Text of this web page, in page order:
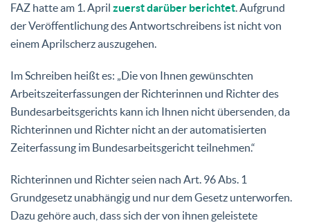
FAZ hatte am 1. April zuerst darüber berichtet. Aufgrund
der Veröffentlichung des Antwortschreibens ist nicht von
einem Aprilscherz auszugehen.
Im Schreiben heißt es: „Die von Ihnen gewünschten
Arbeitszeiterfassungen der Richterinnen und Richter des
Bundesarbeitsgerichts kann ich Ihnen nicht übersenden, da
Richterinnen und Richter nicht an der automatisierten
Zeiterfassung im Bundesarbeitsgericht teilnehmen.“
Richterinnen und Richter seien nach Art. 96 Abs. 1
Grundgesetz unabhängig und nur dem Gesetz unterworfen.
Dazu gehöre auch, dass sich der von ihnen geleistete